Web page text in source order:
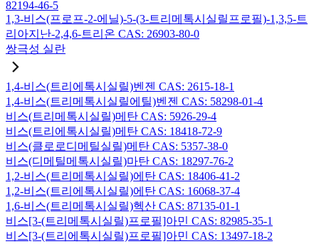
82194-46-5
1,3-비스(프로프-2-에닐)-5-(3-트리메톡시실릴프로필)-1,3,5-트
리아지난-2,4,6-트리온 CAS: 26903-80-0
쌍극성 실란
1,4-비스(트리에톡시실릴)벤젠 CAS: 2615-18-1
1,4-비스(트리메톡시실릴에틸)벤젠 CAS: 58298-01-4
비스(트리메톡시실릴)메탄 CAS: 5926-29-4
비스(트리에톡시실릴)메탄 CAS: 18418-72-9
비스(클로로디메틸실릴)메탄 CAS: 5357-38-0
비스(디메틸메톡시실릴)마탄 CAS: 18297-76-2
1,2-비스(트리메톡시실릴)에탄 CAS: 18406-41-2
1,2-비스(트리에톡시실릴)에탄 CAS: 16068-37-4
1,6-비스(트리메톡시실릴)헥산 CAS: 87135-01-1
비스[3-(트리메톡시실릴)프로필]아민 CAS: 82985-35-1
비스[3-(트리에톡시실릴)프로필]아민 CAS: 13497-18-2